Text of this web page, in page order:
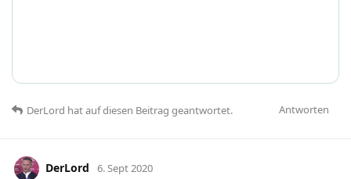
Antworten
DerLord hatauf diesen Beitrag geantwortet.
DerLord 6. Sept 2020